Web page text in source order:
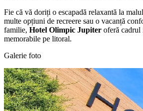
Fie că vă doriți o escapadă relaxantă la
multe opțiuni de recreere sau o vacanță
familie, Hotel Olimpic Jupiter oferă cadrul
memorabile pe litoral.
Galerie foto